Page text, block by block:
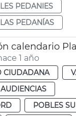
PEDANIES
PEDANÍAS
1 año
CIUDADANA
POBLES